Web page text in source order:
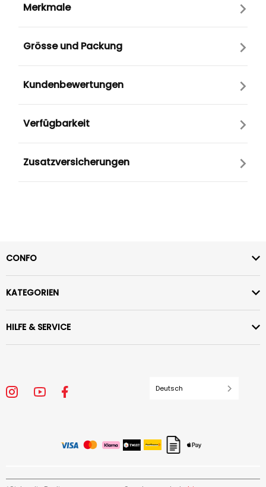
Merkmale
Grösse und Packung
Kundenbewertungen
Verfügbarkeit
Zusatzversicherungen
CONFO
KATEGORIEN
HILFE & SERVICE
Deutsch